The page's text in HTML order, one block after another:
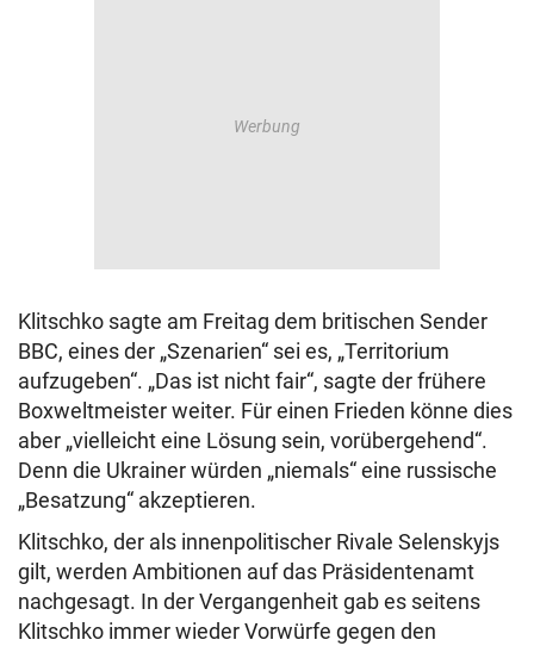
Klitschko sagte am Freitag dem britischen Sender
BBC, eines der „Szenarien“ sei es, „Territorium
aufzugeben“. „Das ist nicht fair“, sagte der frühere
Boxweltmeister weiter. Für einen Frieden könne dies
aber „vielleicht eine Lösung sein, vorübergehend“.
Denn die Ukrainer würden „niemals“ eine russische
„Besatzung“ akzeptieren.
Klitschko, der als innenpolitischer Rivale Selenskyjs
gilt, werden Ambitionen auf das Präsidentenamt
nachgesagt. In der Vergangenheit gab es seitens
Klitschko immer wieder Vorwürfe gegen den